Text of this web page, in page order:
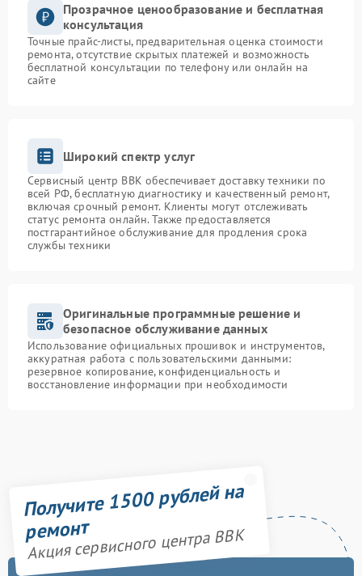
Прозрачное ценообразование и бесплатная
консультация
Точные прайс-листы, предварительная оценка стоимости
ремонта, отсутствие скрытых платежей и возможность
бесплатной консультации по телефону или онлайн на
сайте
Широкий спектр услуг
Сервисный центр BBK обеспечивает доставку техники по
всей РФ, бесплатную диагностику и качественный ремонт,
включая срочный ремонт. Клиенты могут отслеживать
статус ремонта онлайн. Также предоставляется
постгарантийное обслуживание для продления срока
службы техники
Оригинальные программные решение и
безопасное обслуживание данных
Использование официальных прошивок и инструментов,
аккуратная работа с пользовательскими данными:
резервное копирование, конфиденциальность и
восстановление информации при необходимости
Получите 1500 рублей на
ремонт
Акция сервисного центра BBK